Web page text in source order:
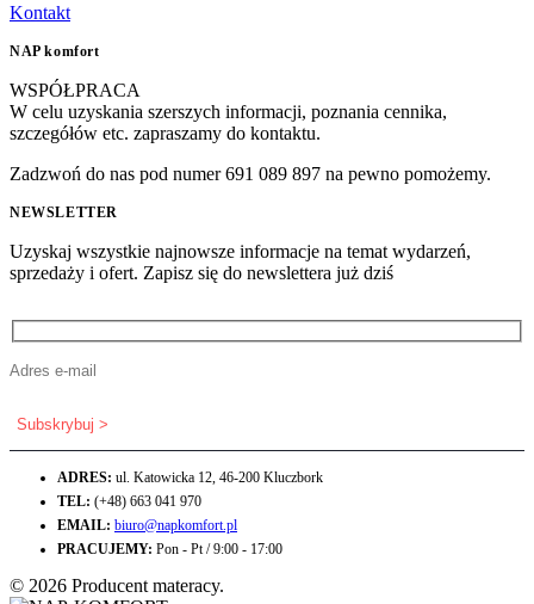
Kontakt
NAP komfort
WSPÓŁPRACA
W celu uzyskania szerszych informacji, poznania cennika,
szczegółów etc. zapraszamy do kontaktu.
Zadzwoń do nas pod numer 691 089 897 na pewno pomożemy.
NEWSLETTER
Uzyskaj wszystkie najnowsze informacje na temat wydarzeń,
sprzedaży i ofert. Zapisz się do newslettera już dziś
ADRES: ul. Katowicka 12, 46-200 Kluczbork
TEL: (+48) 663 041 970
EMAIL: biuro@napkomfort.pl
PRACUJEMY: Pon - Pt / 9:00 - 17:00
© 2026 Producent materacy.